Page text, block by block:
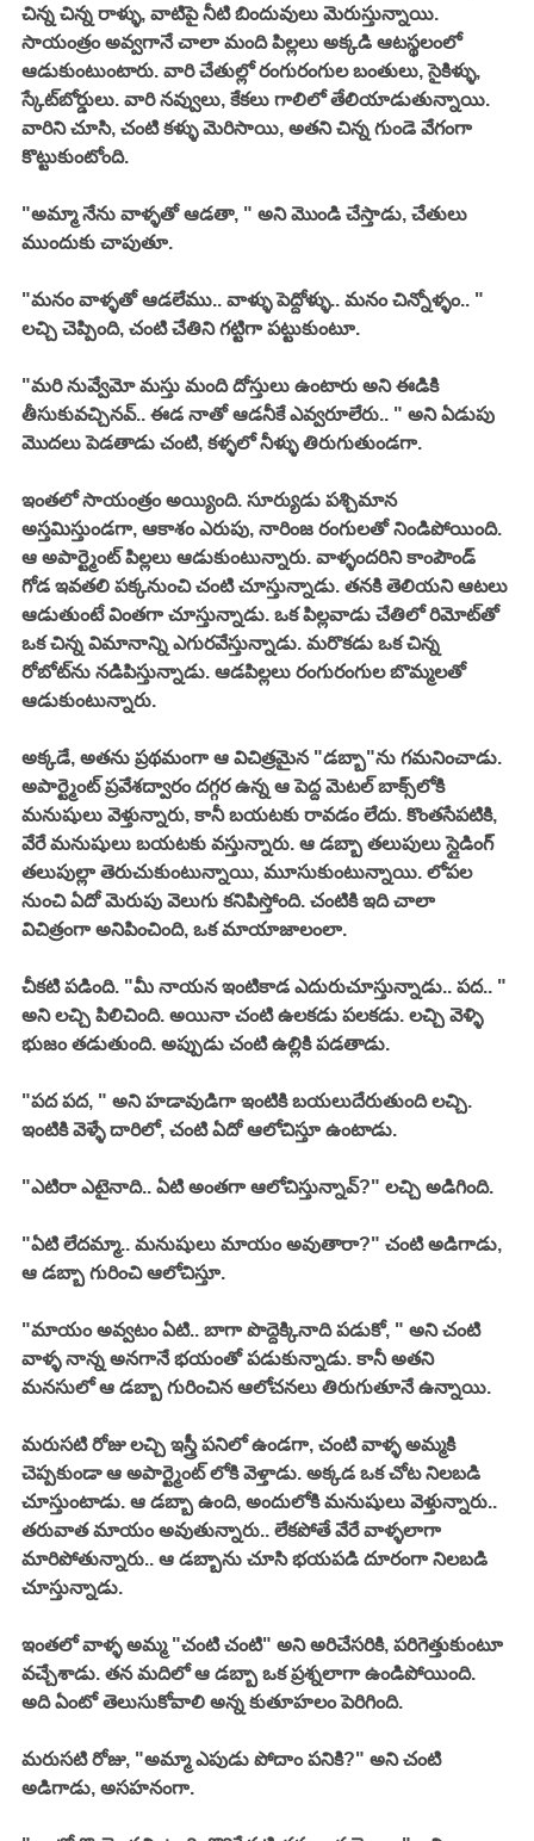
చిన్న చిన్న రాళ్ళు, వాటిపై నీటి బిందువులు మెరుస్తున్నాయి.
సాయంత్రం అవ్వగానే చాలా మంది పిల్లలు అక్కడి ఆటస్థలంలో
ఆడుకుంటుంటారు. వారి చేతుల్లో రంగురంగుల బంతులు, సైకిళ్ళు,
స్కేట్‌బోర్డులు. వారి నవ్వులు, కేకలు గాలిలో తేలియాడుతున్నాయి.
వారిని చూసి, చంటి కళ్ళు మెరిసాయి, అతని చిన్న గుండె వేగంగా
కొట్టుకుంటోంది.
"అమ్మా నేను వాళ్ళతో ఆడతా, " అని మొండి చేస్తాడు, చేతులు
ముందుకు చాపుతూ.
"మనం వాళ్ళతో ఆడలేము.. వాళ్ళు పెద్దోళ్ళు.. మనం చిన్నోళ్ళం.. "
లచ్చి చెప్పింది, చంటి చేతిని గట్టిగా పట్టుకుంటూ.
"మరి నువ్వేమో మస్తు మంది దోస్తులు ఉంటారు అని ఈడికి
తీసుకువచ్చినవ్.. ఈడ నాతో ఆడనీకే ఎవ్వరూలేరు.. " అని ఏడుపు
మొదలు పెడతాడు చంటి, కళ్ళలో నీళ్ళు తిరుగుతుండగా.
ఇంతలో సాయంత్రం అయ్యింది. సూర్యుడు పశ్చిమాన
అస్తమిస్తుండగా, ఆకాశం ఎరుపు, నారింజ రంగులతో నిండిపోయింది.
ఆ అపార్ట్మెంట్ పిల్లలు ఆడుకుంటున్నారు. వాళ్ళందరిని కాంపౌండ్
గోడ ఇవతలి పక్కనుంచి చంటి చూస్తున్నాడు. తనకి తెలియని ఆటలు
ఆడుతుంటే వింతగా చూస్తున్నాడు. ఒక పిల్లవాడు చేతిలో రిమోట్‌తో
ఒక చిన్న విమానాన్ని ఎగురవేస్తున్నాడు. మరొకడు ఒక చిన్న
రోబోట్‌ను నడిపిస్తున్నాడు. ఆడపిల్లలు రంగురంగుల బొమ్మలతో
ఆడుకుంటున్నారు.
అక్కడే, అతను ప్రథమంగా ఆ విచిత్రమైన "డబ్బా"ను గమనించాడు.
అపార్ట్మెంట్ ప్రవేశద్వారం దగ్గర ఉన్న ఆ పెద్ద మెటల్ బాక్స్‌లోకి
మనుషులు వెళ్తున్నారు, కానీ బయటకు రావడం లేదు. కొంతసేపటికి,
వేరే మనుషులు బయటకు వస్తున్నారు. ఆ డబ్బా తలుపులు స్లైడింగ్
తలుపుల్లా తెరుచుకుంటున్నాయి, మూసుకుంటున్నాయి. లోపల
నుంచి ఏదో మెరుపు వెలుగు కనిపిస్తోంది. చంటికి ఇది చాలా
విచిత్రంగా అనిపించింది, ఒక మాయాజాలంలా.
చీకటి పడింది. "మీ నాయన ఇంటికాడ ఎదురుచూస్తున్నాడు.. పద.. "
అని లచ్చి పిలిచింది. అయినా చంటి ఉలకడు పలకడు. లచ్చి వెళ్ళి
భుజం తడుతుంది. అప్పుడు చంటి ఉల్లికి పడతాడు.
"పద పద, " అని హడావుడిగా ఇంటికి బయలుదేరుతుంది లచ్చి.
ఇంటికి వెళ్ళే దారిలో, చంటి ఏదో ఆలోచిస్తూ ఉంటాడు.
"ఎటిరా ఎటైనాది.. ఏటి అంతగా ఆలోచిస్తున్నావ్?" లచ్చి అడిగింది.
"ఏటి లేదమ్మా.. మనుషులు మాయం అవుతారా?" చంటి అడిగాడు,
ఆ డబ్బా గురించి ఆలోచిస్తూ.
"మాయం అవ్వటం ఏటి.. బాగా పొద్దెక్కినాది పడుకో, " అని చంటి
వాళ్ళ నాన్న అనగానే భయంతో పడుకున్నాడు. కానీ అతని
మనసులో ఆ డబ్బా గురించిన ఆలోచనలు తిరుగుతూనే ఉన్నాయి.
మరుసటి రోజు లచ్చి ఇస్త్రీ పనిలో ఉండగా, చంటి వాళ్ళ అమ్మకి
చెప్పకుండా ఆ అపార్ట్మెంట్ లోకి వెళ్తాడు. అక్కడ ఒక చోట నిలబడి
చూస్తుంటాడు. ఆ డబ్బా ఉంది, అందులోకి మనుషులు వెళ్తున్నారు..
తరువాత మాయం అవుతున్నారు.. లేకపోతే వేరే వాళ్ళలాగా
మారిపోతున్నారు.. ఆ డబ్బాను చూసి భయపడి దూరంగా నిలబడి
చూస్తున్నాడు.
ఇంతలో వాళ్ళ అమ్మ "చంటి చంటి" అని అరిచేసరికి, పరిగెత్తుకుంటూ
వచ్చేశాడు. తన మదిలో ఆ డబ్బా ఒక ప్రశ్నలాగా ఉండిపోయింది.
అది ఏంటో తెలుసుకోవాలి అన్న కుతూహలం పెరిగింది.
మరుసటి రోజు, "అమ్మా ఎపుడు పోదాం పనికి?" అని చంటి
అడిగాడు, అసహనంగా.